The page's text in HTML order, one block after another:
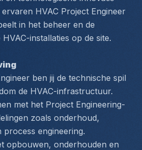
HVAC Project Engineer
in het beheer en de
installaties op de site.
ben jij de technische spil
de HVAC-infrastructuur.
met het Project Engineering-
zoals onderhoud,
process engineering.
opbouwen, onderhouden en